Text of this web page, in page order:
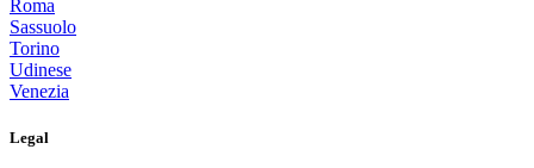
Roma
Sassuolo
Torino
Udinese
Venezia
Legal